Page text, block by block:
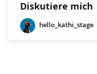
Diskutiere mich
hello_kathi_stage